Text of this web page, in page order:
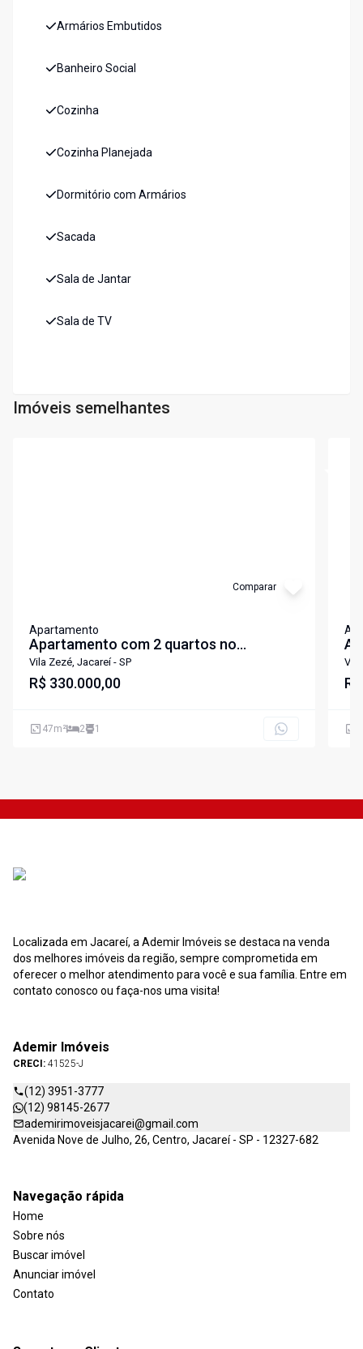
Armários Embutidos
Banheiro Social
Cozinha
Cozinha Planejada
Dormitório com Armários
Sacada
Sala de Jantar
Sala de TV
Imóveis semelhantes
Comparar
Apartamento
Apartamento com 2 quartos no
Residencial Flora, Jacareí-SP
Vila Zezé, Jacareí - SP
R$ 330.000,00
47m² 2 1
Localizada em Jacareí, a Ademir Imóveis se destaca na venda
dos melhores imóveis da região, sempre comprometida em
oferecer o melhor atendimento para você e sua família. Entre em
contato conosco ou faça-nos uma visita!
Ademir Imóveis
CRECI: 41525-J
(12) 3951-3777
(12) 98145-2677
ademirimoveisjacarei@gmail.com
Avenida Nove de Julho, 26, Centro, Jacareí - SP - 12327-682
Navegação rápida
Home
Sobre nós
Buscar imóvel
Anunciar imóvel
Contato